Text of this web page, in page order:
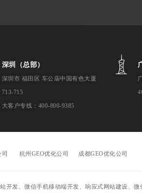
深圳（总部）
深圳市 福田区 车公庙中国有色大厦
713-715
大客户专线：400-800-9385
杭州GEO优化公司 成都GEO优化公司
开发、微信手机移动端开发、响应式网站建设、